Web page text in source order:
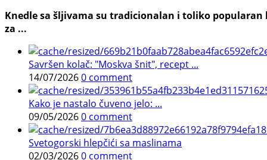
Knedle sa šljivama su tradicionalan i toliko popularan
za ...
Savršen kolač: "Moskva šnit", recept ...
14/07/20260 comment
Kako je nastalo čuveno jelo: ...
09/05/20260 comment
Svetogorski hlepčići sa maslinama
02/03/20260 comment